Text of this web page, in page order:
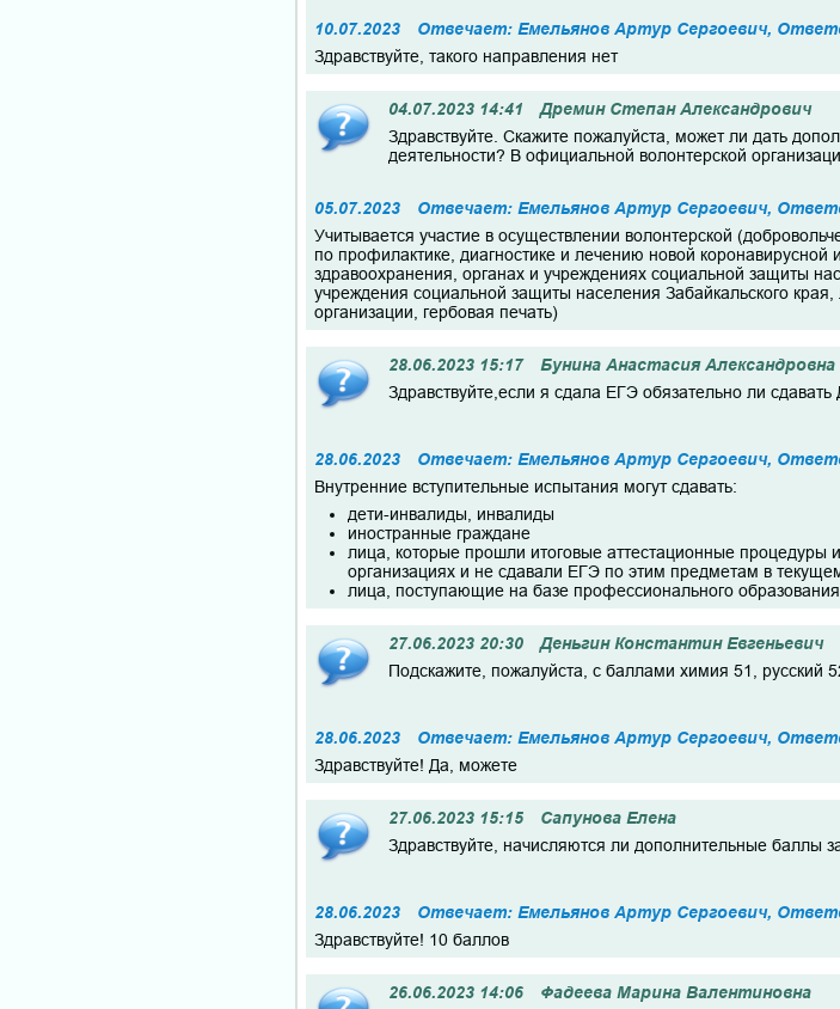
10.07.2023
Отвечает: Емельянов Артур Сергоевич,
Здравствуйте, такого направления нет
04.07.2023 14:41
Дремин Степан Александрович
Здравствуйте. Скажите пожалуйста, может ли дать
деятельности? В официальной волонтерской
05.07.2023
Отвечает: Емельянов Артур Сергоевич,
Учитывается участие в осуществлении волонтерской
по профилактике, диагностике и лечению новой
здравоохранения, органах и учреждениях социальной защиты
учреждения социальной защиты населения Забайкальского
организации, гербовая печать)
28.06.2023 15:17
Бунина Анастасия Александровна
Здравствуйте,если я сдала ЕГЭ обязательно ли
28.06.2023
Отвечает: Емельянов Артур Сергоевич,
Внутренние вступительные испытания могут сдавать:
дети-инвалиды, инвалиды
иностранные граждане
лица, которые прошли итоговые аттестационные
организациях и не сдавали ЕГЭ по этим предметам в
лица, поступающие на базе профессионального образования
27.06.2023 20:30
Деньгин Константин Евгеньевич
Подскажите, пожалуйста, с баллами химия 51, русский
28.06.2023
Отвечает: Емельянов Артур Сергоевич,
Здравствуйте! Да, можете
27.06.2023 15:15
Сапунова Елена
Здравствуйте, начисляются ли дополнительные баллы
28.06.2023
Отвечает: Емельянов Артур Сергоевич,
Здравствуйте! 10 баллов
26.06.2023 14:06
Фадеева Марина Валентиновна